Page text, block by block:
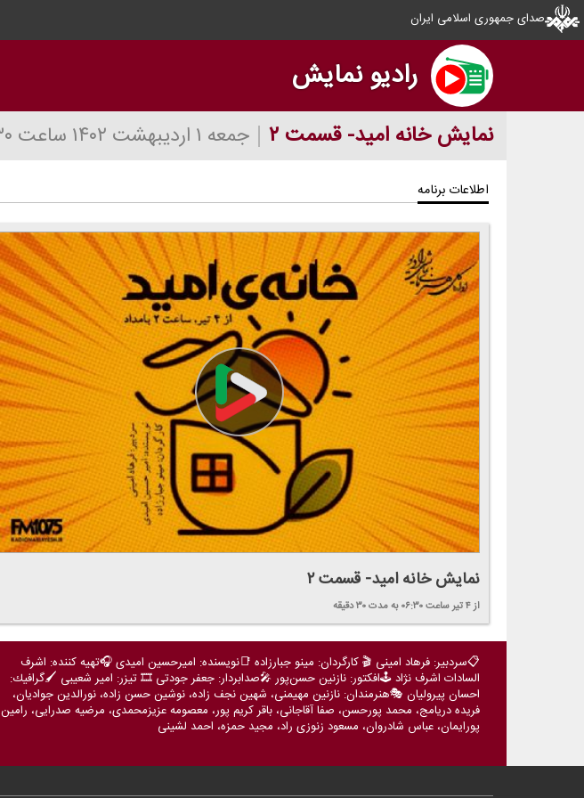
صدای جمهوری اسلامی ایران
رادیو نمایش
نمایش خانه امید- قسمت ۲ جمعه ۱ اردیبهشت ۱۴۰۲ ساعت ۰۶:۳۰
اطلاعات برنامه
نمایش خانه امید- قسمت ۲
از ۴ تیر ساعت ۰۶:۳۰ به مدت ۳۰ دقیقه
📋سردبیر: فرهاد امینی 🎬 كارگردان: مینو جبارزاده 📑نویسنده: امیرحسین امیدی 🎧تهیه كننده: اشرف
السادات اشرف نژاد 🕹️افكتور: نازنین حسن‌پور 🎤صدابردار: جعفر جودتی 🎞️ تیزر: امیر شعیبی 🖌️گرافیك:
احسان پیرولیان 🎭هنرمندان: نازنین مهیمنی، شهین نجف زاده، نوشین حسن زاده، نورالدین جوادیان،
فریده دریامج، محمد پورحسن، صفا آقاجانی، باقر كریم پور، معصومه عزیزمحمدی، مرضیه صدرایی، رامین
پورایمان، عباس شادروان، مسعود زنوزی راد، مجید حمزه، احمد لشینی